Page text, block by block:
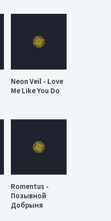
Neon Veil - Love
Me Like You Do
Romentus -
Позывной
Добрыня